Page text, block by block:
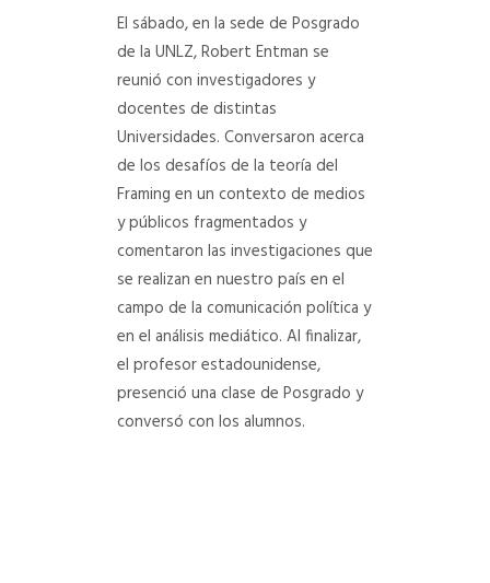
El sábado, en la sede de Posgrado
de la UNLZ, Robert Entman se
reunió con investigadores y
docentes de distintas
Universidades. Conversaron acerca
de los desafíos de la teoría del
Framing en un contexto de medios
y públicos fragmentados y
comentaron las investigaciones que
se realizan en nuestro país en el
campo de la comunicación política y
en el análisis mediático. Al finalizar,
el profesor estadounidense,
presenció una clase de Posgrado y
conversó con los alumnos.